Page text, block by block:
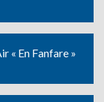
« En Fanfare »